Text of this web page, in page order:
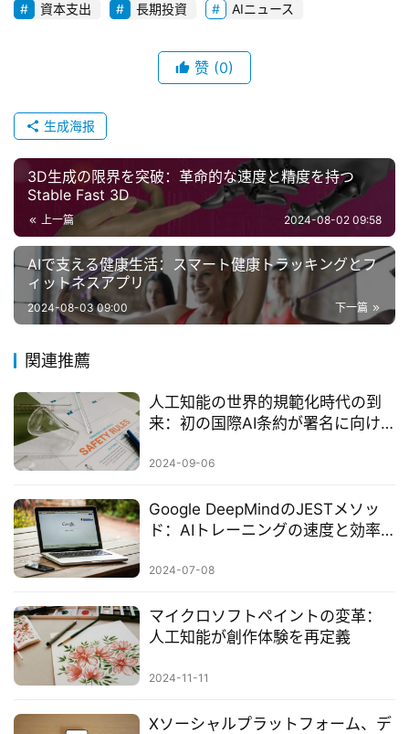
資本支出
長期投資 AIニュース
赞 (0)
生成海报
3D生成の限界を突破：革命的な速度と精度を持つ
Stable Fast 3D
上一篇 2024-08-02 09:58
AIで支える健康生活：スマート健康トラッキングとフ
ィットネスアプリ
下一篇
2024-08-03 09:00
関連推薦
人工知能の世界的規範化時代の到
来：初の国際AI条約が署名に向け
2024-09-06
Google DeepMindのJESTメソッ
ド：AIトレーニングの速度と効率
2024-07-08
マイクロソフトペイントの変革：
人工知能が創作体験を再定義
2024-11-11
Xソーシャルプラットフォーム、デ